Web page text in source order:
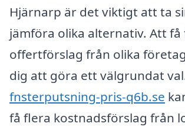
Hjärnarp är det viktigt att ta
jämföra olika alternativ. Att få
offertförslag från olika
dig att göra ett välgrundat
fnsterputsning-pris-q6b.se
få flera kostnadsförslag från